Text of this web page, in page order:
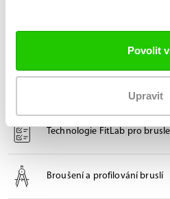
Povolit
Upravit
12x v České republice
Oficiální prodejny
Technologie FitLab pro
Broušení a profilování bruslí